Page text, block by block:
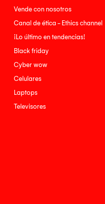
Vende con nosotros
Canal de ética - Ethics channel
¡Lo último en tendencias!
Black friday
Cyber wow
Celulares
Laptops
Televisores